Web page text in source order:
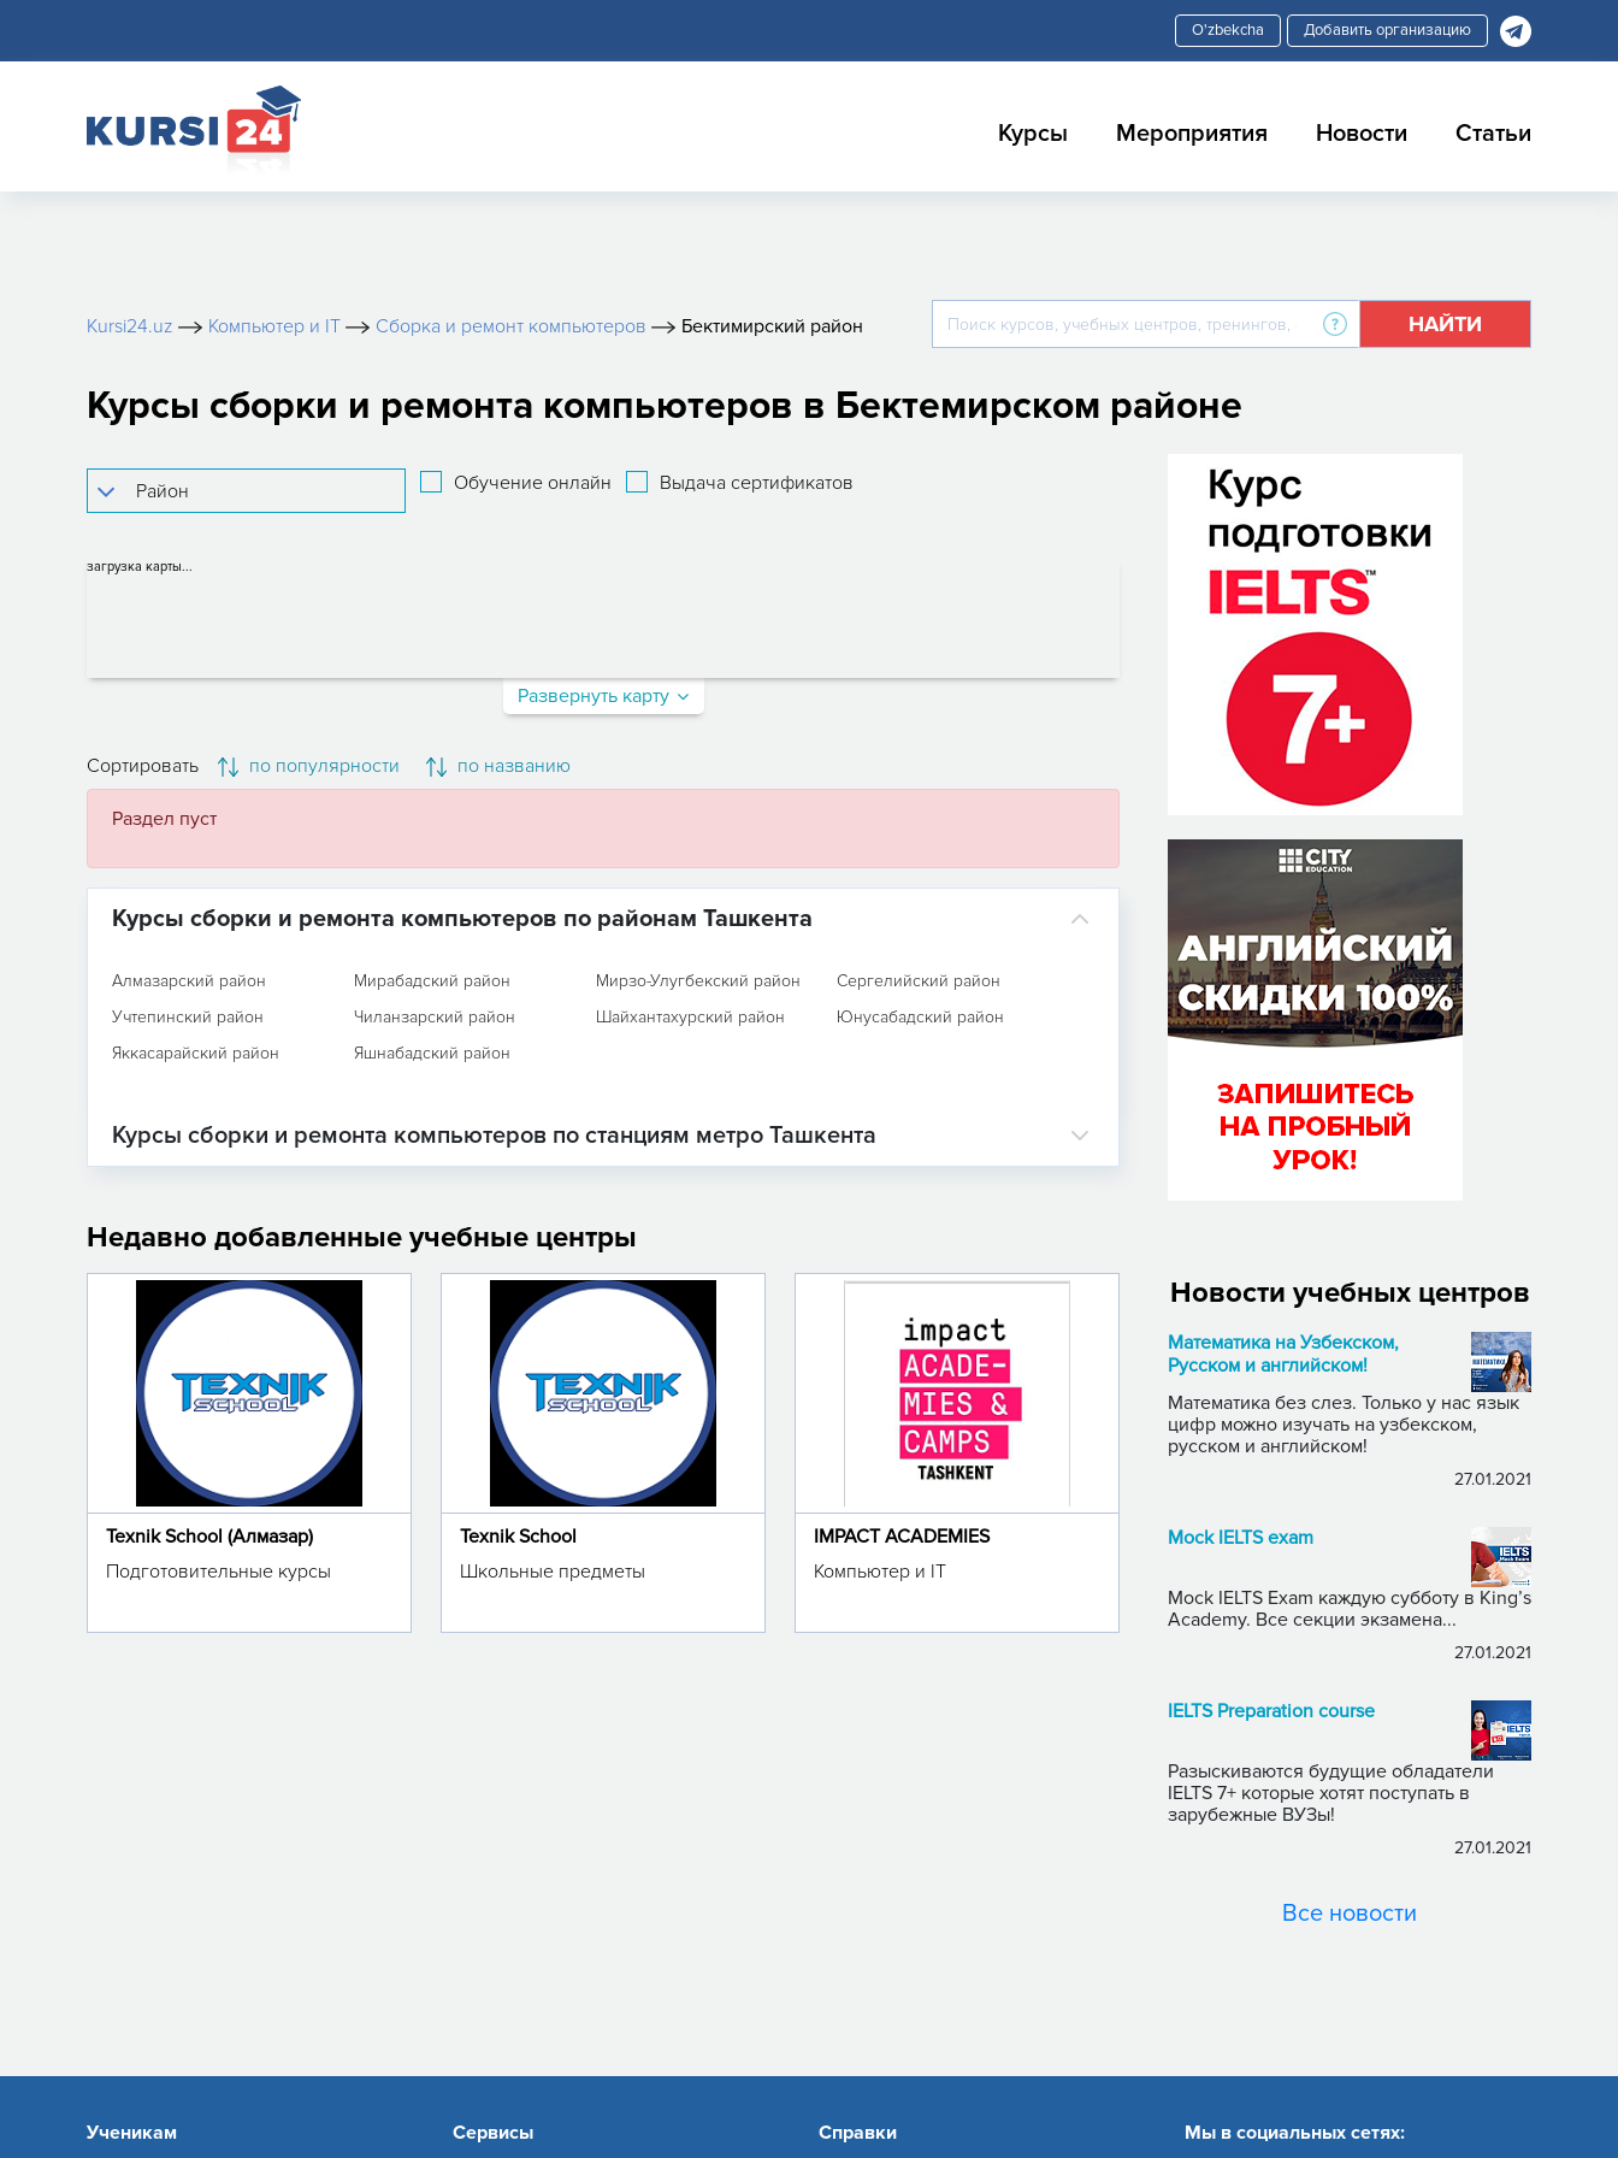
Добавить организацию
Курсы Мероприятия Новости Статьи
Kursi24.uz Компьютер и IT Сборка и ремонт компьютеров Бектимирский район НАЙТИ
Курсы сборки и ремонта компьютеров в Бектемирском районе
Обучение онлайн Выдача сертификатов
загрузка карты...
Развернуть карту
Сортировать по популярности по названию
Раздел пуст
Курсы сборки и ремонта компьютеров по районам Ташкента
Алмазарский район Мирабадский район Мирзо-Улугбекский район
Сергелийский район
Учтепинский район
Чиланзарский район Шайхантахурский район
Юнусабадский район
Яккасарайский район
Яшнабадский район
Курсы сборки и ремонта компьютеров по станциям метро Ташкента
Недавно добавленные учебные центры
Texnik School (Алмазар)
Подготовительные курсы
Texnik School
Школьные предметы
IMPACT ACADEMIES
Компьютер и IT
Новости учебных центров
Математика на Узбекском,
Русском и английском!
Математика без слез. Только у нас язык
цифр можно изучать на узбекском,
русском и английском!
27.01.2021
Mock IELTS exam
Mock IELTS Exam каждую субботу в King’s
Academy. Все секции экзамена...
27.01.2021
IELTS Preparation course
Разыскиваются будущие обладатели
IELTS 7+ которые хотят поступать в
зарубежные ВУЗы!
27.01.2021
Все новости
Ученикам Сервисы Справки Мы в социальных сетях: